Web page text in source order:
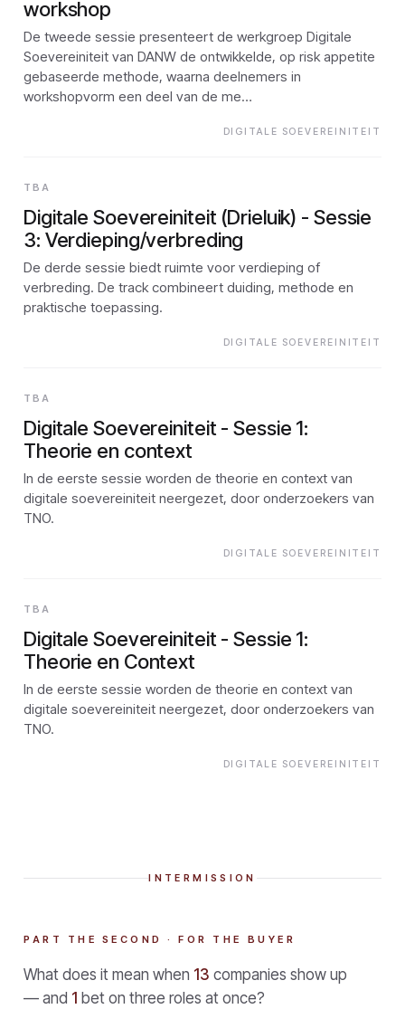
workshop
De tweede sessie presenteert de werkgroep Digitale
Soevereiniteit van DANW de ontwikkelde, op risk appetite
gebaseerde methode, waarna deelnemers in
workshopvorm een deel van de me…
DIGITALE SOEVEREINITEIT
TBA
Digitale Soevereiniteit (Drieluik) - Sessie
3: Verdieping/verbreding
De derde sessie biedt ruimte voor verdieping of
verbreding. De track combineert duiding, methode en
praktische toepassing.
DIGITALE SOEVEREINITEIT
TBA
Digitale Soevereiniteit - Sessie 1:
Theorie en context
In de eerste sessie worden de theorie en context van
digitale soevereiniteit neergezet, door onderzoekers van
TNO.
DIGITALE SOEVEREINITEIT
TBA
Digitale Soevereiniteit - Sessie 1:
Theorie en Context
In de eerste sessie worden de theorie en context van
digitale soevereiniteit neergezet, door onderzoekers van
TNO.
DIGITALE SOEVEREINITEIT
INTERMISSION
PART THE SECOND · FOR THE BUYER
What does it mean when 13 companies show up
— and 1 bet on three roles at once?